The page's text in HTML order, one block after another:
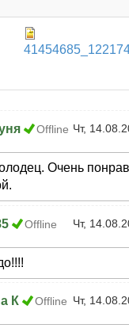
Offline Чт,
Очень
Offline Чт,
К Offline Чт,